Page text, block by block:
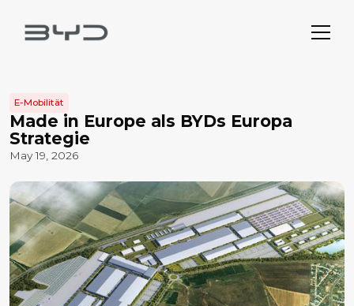
E-Mobilität
Made in Europe als BYDs Europa
Strategie
May 19, 2026